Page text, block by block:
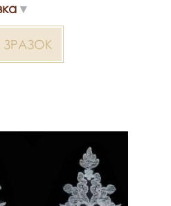
в Inter Tex, SKU 355788.